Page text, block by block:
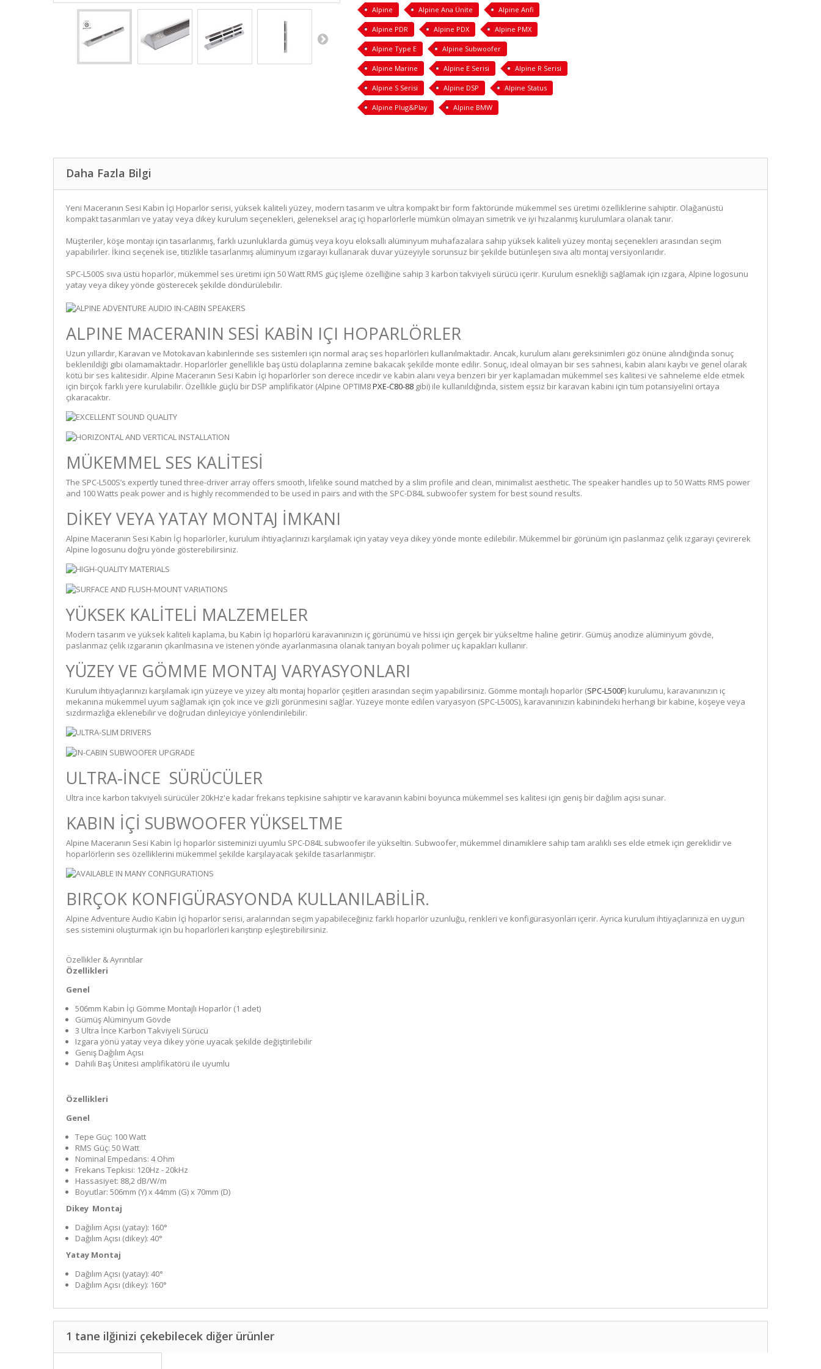
Alpine Alpine Ana Ünite Alpine Anfi
Alpine PDR Alpine PDX Alpine PMX
Alpine Type E Alpine Subwoofer
Alpine Marine Alpine E Serisi Alpine R Serisi
Alpine S Serisi Alpine DSP Alpine Status
Alpine Plug&Play Alpine BMW
Daha Fazla Bilgi
Yeni Maceranın Sesi Kabin İçi Hoparlör serisi, yüksek kaliteli yüzey, modern tasarım ve ultra kompakt bir form faktöründe mükemmel ses üretimi özelliklerine sahiptir. Olağanüstü
kompakt tasarımları ve yatay veya dikey kurulum seçenekleri, geleneksel araç içi hoparlörlerle mümkün olmayan simetrik ve iyi hizalanmış kurulumlara olanak tanır.
Müşteriler, köşe montajı için tasarlanmış, farklı uzunluklarda gümüş veya koyu eloksallı alüminyum muhafazalara sahip yüksek kaliteli yüzey montaj seçenekleri arasından seçim
yapabilirler. İkinci seçenek ise, titizlikle tasarlanmış alüminyum ızgarayı kullanarak duvar yüzeyiyle sorunsuz bir şekilde bütünleşen sıva altı montaj versiyonlarıdır.
SPC-L500S sıva üstü hoparlör, mükemmel ses üretimi için 50 Watt RMS güç işleme özelliğine sahip 3 karbon takviyeli sürücü içerir. Kurulum esnekliği sağlamak için ızgara, Alpine logosunu
yatay veya dikey yönde gösterecek şekilde döndürülebilir.
ALPINE MACERANIN SESİ KABİN IÇI HOPARLÖRLER
Uzun yıllardır, Karavan ve Motokavan kabinlerinde ses sistemleri için normal araç ses hoparlörleri kullanılmaktadır. Ancak, kurulum alanı gereksinimleri göz önüne alındığında sonuç
beklenildiği gibi olamamaktadır. Hoparlörler genellikle baş üstü dolaplarına zemine bakacak şekilde monte edilir. Sonuç, ideal olmayan bir ses sahnesi, kabin alanı kaybı ve genel olarak
kötü bir ses kalitesidir. Alpine Maceranın Sesi Kabin İçi hoparlörler son derece incedir ve kabin alanı veya benzeri bir yer kaplamadan mükemmel ses kalitesi ve sahneleme elde etmek
için birçok farklı yere kurulabilir. Özellikle güçlü bir DSP amplifikatör (Alpine OPTIM8PXE-C80-88 gibi) ile kullanıldığında, sistem eşsiz bir karavan kabini için tüm potansiyelini ortaya
çıkaracaktır.
MÜKEMMEL SES KALİTESİ
The SPC-L500S’s expertly tuned three-driver array offers smooth, lifelike sound matched by a slim profile and clean, minimalist aesthetic. The speaker handles up to 50 Watts RMS power
and 100 Watts peak power and is highly recommended to be used in pairs and with the SPC-D84L subwoofer system for best sound results.
DİKEY VEYA YATAY MONTAJ İMKANI
Alpine Maceranın Sesi Kabin İçi hoparlörler, kurulum ihtiyaçlarınızı karşılamak için yatay veya dikey yönde monte edilebilir. Mükemmel bir görünüm için paslanmaz çelik ızgarayı çevirerek
Alpine logosunu doğru yönde gösterebilirsiniz.
YÜKSEK KALİTELİ MALZEMELER
Modern tasarım ve yüksek kaliteli kaplama, bu Kabin İçi hoparlörü karavanınızın iç görünümü ve hissi için gerçek bir yükseltme haline getirir. Gümüş anodize alüminyum gövde,
paslanmaz çelik ızgaranın çıkarılmasına ve istenen yönde ayarlanmasına olanak tanıyan boyalı polimer uç kapakları kullanır.
YÜZEY VE GÖMME MONTAJ VARYASYONLARI
Kurulum ihtiyaçlarınızı karşılamak için yüzeye ve yizey altı montaj hoparlör çeşitleri arasından seçim yapabilirsiniz. Gömme montajlı hoparlör (SPC-L500F) kurulumu, karavanınızın iç
mekanına mükemmel uyum sağlamak için çok ince ve gizli görünmesini sağlar. Yüzeye monte edilen varyasyon (SPC-L500S), karavanınızın kabinindeki herhangi bir kabine, köşeye veya
sızdırmazlığa eklenebilir ve doğrudan dinleyiciye yönlendirilebilir.
ULTRA-İNCE SÜRÜCÜLER
Ultra ince karbon takviyeli sürücüler 20kHz'e kadar frekans tepkisine sahiptir ve karavanın kabini boyunca mükemmel ses kalitesi için geniş bir dağılım açısı sunar.
KABIN İÇİ SUBWOOFER YÜKSELTME
Alpine Maceranın Sesi Kabin İçi hoparlör sisteminizi uyumlu SPC-D84L subwoofer ile yükseltin. Subwoofer, mükemmel dinamiklere sahip tam aralıklı ses elde etmek için gereklidir ve
hoparlörlerin ses özelliklerini mükemmel şekilde karşılayacak şekilde tasarlanmıştır.
BIRÇOK KONFIGÜRASYONDA KULLANILABİLİR.
Alpine Adventure Audio Kabin İçi hoparlör serisi, aralarından seçim yapabileceğiniz farklı hoparlör uzunluğu, renkleri ve konfigürasyonları içerir. Ayrıca kurulum ihtiyaçlarınıza en uygun
ses sistemini oluşturmak için bu hoparlörleri karıştırıp eşleştirebilirsiniz.
Özellikler & Ayrıntılar
Özellikleri
Genel
506mm Kabin İçi Gömme Montajlı Hoparlör (1 adet)
Gümüş Alüminyum Gövde
3 Ultra İnce Karbon Takviyeli Sürücü
Izgara yönü yatay veya dikey yöne uyacak şekilde değiştirilebilir
Geniş Dağılım Açısı
Dahili Baş Ünitesi amplifikatörü ile uyumlu
Özellikleri
Genel
Tepe Güç: 100 Watt
RMS Güç: 50 Watt
Nominal Empedans: 4 Ohm
Frekans Tepkisi: 120Hz - 20kHz
Hassasiyet: 88,2 dB/W/m
Boyutlar: 506mm (Y) x 44mm (G) x 70mm (D)
Dikey Montaj
Dağılım Açısı (yatay): 160°
Dağılım Açısı (dikey): 40°
Yatay Montaj
Dağılım Açısı (yatay): 40°
Dağılım Açısı (dikey): 160°
1 tane ilğinizi çekebilecek diğer ürünler